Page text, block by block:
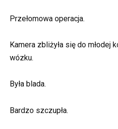
Przełomowa operacja.
Kamera zbliżyła się do młodej
wózku.
Była blada.
Bardzo szczupła.